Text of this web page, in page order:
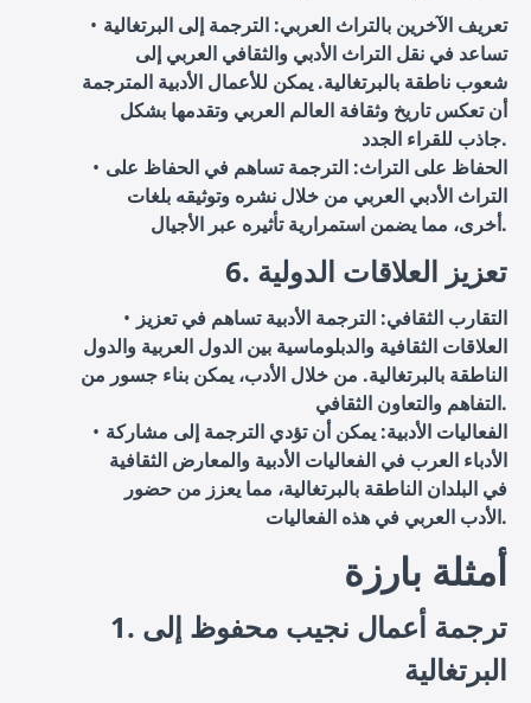
تعريف الآخرين بالتراث العربي: الترجمة إلى البرتغالية
تساعد في نقل التراث الأدبي والثقافي العربي إلى
شعوب ناطقة بالبرتغالية. يمكن للأعمال الأدبية المترجمة
أن تعكس تاريخ وثقافة العالم العربي وتقدمها بشكل
جاذب للقراء الجدد.
الحفاظ على التراث: الترجمة تساهم في الحفاظ على
التراث الأدبي العربي من خلال نشره وتوثيقه بلغات
أخرى، مما يضمن استمرارية تأثيره عبر الأجيال.
6. تعزيز العلاقات الدولية
التقارب الثقافي: الترجمة الأدبية تساهم في تعزيز
العلاقات الثقافية والدبلوماسية بين الدول العربية والدول
الناطقة بالبرتغالية. من خلال الأدب، يمكن بناء جسور من
التفاهم والتعاون الثقافي.
الفعاليات الأدبية: يمكن أن تؤدي الترجمة إلى مشاركة
الأدباء العرب في الفعاليات الأدبية والمعارض الثقافية
في البلدان الناطقة بالبرتغالية، مما يعزز من حضور
الأدب العربي في هذه الفعاليات.
أمثلة بارزة
1. ترجمة أعمال نجيب محفوظ إلى
البرتغالية